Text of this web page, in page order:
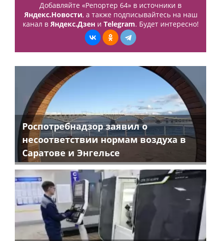
Добавляйте «Репортер 64» в источники в
Яндекс.Новости, а также подписывайтесь на наш
канал в Яндекс.Дзени Telegram. Будет интересно!
Роспотребнадзор заявил о
несоответствии нормам воздуха в
Саратове и Энгельсе